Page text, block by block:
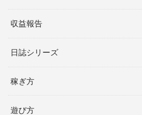
収益報告
日誌シリーズ
稼ぎ方
遊び方